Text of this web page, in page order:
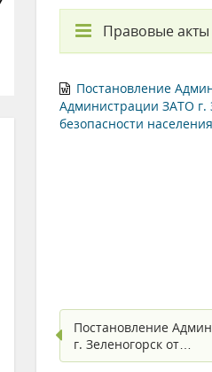
Правовые акты
Постановление
Администрации ЗАТО г.
безопасности
Постановление
г. Зеленогорск от…